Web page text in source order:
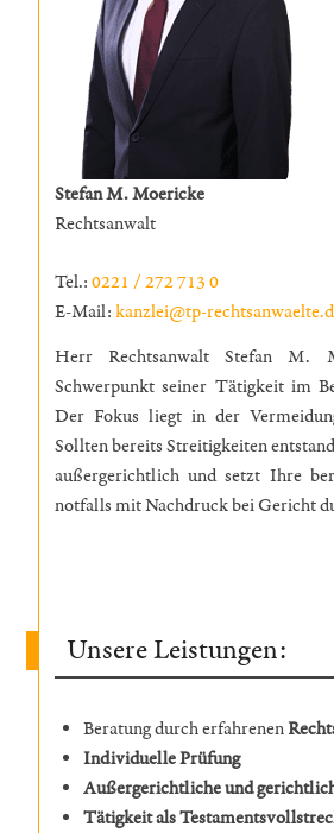
Stefan M. Moericke
Rechtsanwalt
Tel.:0221 / 272 713 0
E-Mail:kanzlei@tp-
Herr Rechtsanwalt Stefan M.
Schwerpunkt seiner Tätigkeit im
Der Fokus liegt in der
Sollten bereits Streitigkeiten
außergerichtlich und setzt Ihre
notfalls mit Nachdruck bei Gericht
Unsere Leistungen:
Beratung durch erfahrenen
Individuelle Prüfung
Außergerichtliche und
Tätigkeit als